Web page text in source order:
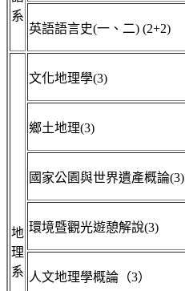
系
英語語言史(一、二) (2+2)
地
理
系
文化地理學(3)
鄉土地理(3)
國家公園與世界遺產概論(3)
環境暨觀光遊憩解說(3)
人文地理學概論（3）